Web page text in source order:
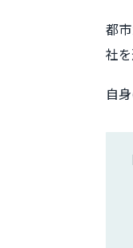
都
社
自